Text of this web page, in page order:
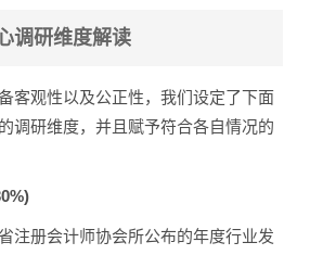
调研维度解读
客观性以及公正性，我们设定了下面
调研维度，并且赋予符合各自情况的
注册会计师协会所公布的年度行业发